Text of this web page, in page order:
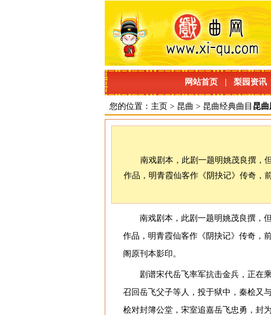
网站首页 梨园资讯
您的位置： 主页 > 昆曲 > 昆曲经典曲目 昆曲
南戏剧本，此剧一题明姚茂良撰，
作品，明青霞仙客作《阴抉记》传奇，
南戏剧本，此剧一题明姚茂良撰，
作品，明青霞仙客作《阴抉记》传奇，
阁原刊本影印。
剧谱宋代岳飞率军抗击金兵，正在
召回岳飞父子等人，投于狱中，秦桧又
桧对封簿公堂，宋室追嘉岳飞忠勇，封为